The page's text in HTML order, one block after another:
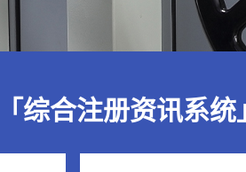
综合注册资讯系统